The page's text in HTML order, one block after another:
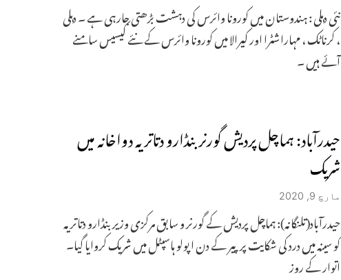
نئی دہلی : ہندوستان میں کورونا وائرس کی دہشت بڑھتی جارہی ہے ۔ دہلی
، کرناٹک ، مہاراشٹرا اور کیرالا میں کورونا وائرس کے نئے کیسیس سامنے
آئے ہیں ۔
حیدرآباد: ہماچل پردیش گورنر بنڈارو دتاتریہ دواخانہ میں
شریک
مارچ 9, 2020
حیدرآباد(تلنگانہ): ہماچل پردیش کے گورنر و سابق مرکزی وزیر بنڈارو دتاتریہ
کو سینہ میں درد کی شکایت پر پیر کے دن اپولو ہاسپٹل میں شریک کروایا گیا۔
اتوار کے روز